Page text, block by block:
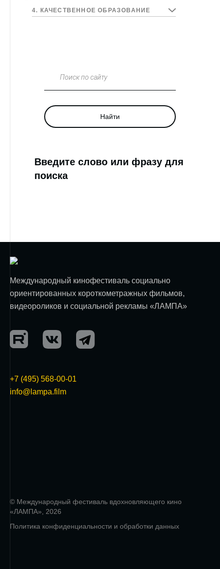
4. КАЧЕСТВЕННОЕ ОБРАЗОВАНИЕ
Поиск по сайту
Найти
Введите слово или фразу для
поиска
Международный кинофестиваль социально
ориентированных короткометражных фильмов,
видеороликов и социальной рекламы «ЛАМПА»
+7 (495) 568-00-01
info@lampa.film
© Международный фестиваль вдохновляющего кино
«ЛАМПА», 2026
Политика конфиденциальности и обработки данных